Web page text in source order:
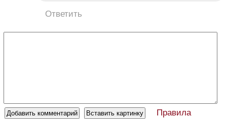
Ответить
Правила